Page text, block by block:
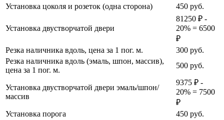
Установка цоколя и розеток (одна сторона)
450 руб.
Установка двустворчатой двери
81250 ₽ -
20% = 6500
₽
Резка наличника вдоль, цена за 1 пог. м.
300 руб.
Резка наличника вдоль (эмаль, шпон, массив),
цена за 1 пог. м.
500 руб.
Установка двустворчатой двери эмаль/шпон/
массив
9375 ₽ -
20% = 7500
₽
Установка порога
450 руб.